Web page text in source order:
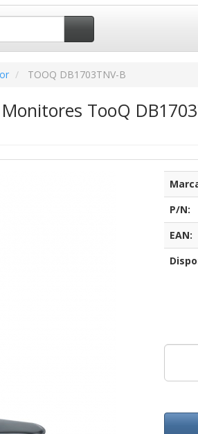
TOOQ DB1703TNV-B
TooQ
P/N:
EAN: